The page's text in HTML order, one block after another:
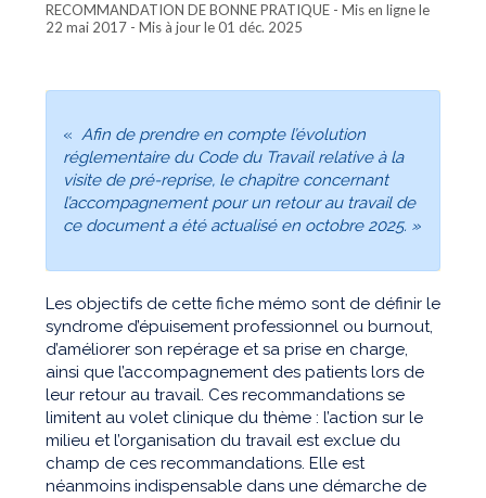
RECOMMANDATION DE BONNE PRATIQUE - Mis en ligne le
22 mai 2017 - Mis à jour le 01 déc. 2025
« Afin de prendre en compte l’évolution
réglementaire du Code du Travail relative à la
visite de pré-reprise, le chapitre concernant
l’accompagnement pour un retour au travail de
ce document a été actualisé en octobre 2025. »
Les objectifs de cette fiche mémo sont de définir le
syndrome d’épuisement professionnel ou burnout,
d’améliorer son repérage et sa prise en charge,
ainsi que l’accompagnement des patients lors de
leur retour au travail. Ces recommandations se
limitent au volet clinique du thème : l’action sur le
milieu et l’organisation du travail est exclue du
champ de ces recommandations. Elle est
néanmoins indispensable dans une démarche de